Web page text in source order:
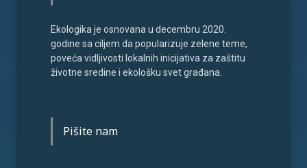
Ekologika je osnovana u decembru 2020.
godine sa ciljem da popularizuje zelene teme,
poveća vidljivosti lokalnih inicijativa za zaštitu
životne sredine i ekološku svet građana.
Pišite nam